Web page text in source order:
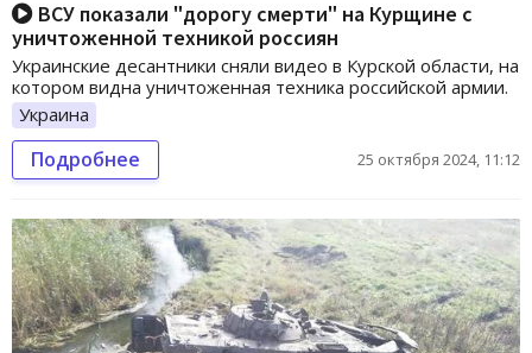
ВСУ показали "дорогу смерти" на Курщине с
уничтоженной техникой россиян
Украинские десантники сняли видео в Курской области, на
котором видна уничтоженная техника российской армии.
Украина
Подробнее 25 октября 2024, 11:12